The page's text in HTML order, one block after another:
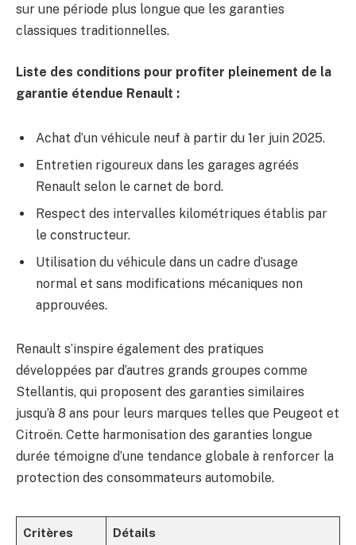
sur une période plus longue que les garanties
classiques traditionnelles.
Liste des conditions pour profiter pleinement de la
garantie étendue Renault :
Achat d’un véhicule neuf à partir du 1er juin 2025.
Entretien rigoureux dans les garages agréés
Renault selon le carnet de bord.
Respect des intervalles kilométriques établis par
le constructeur.
Utilisation du véhicule dans un cadre d’usage
normal et sans modifications mécaniques non
approuvées.
Renault s’inspire également des pratiques
développées par d’autres grands groupes comme
Stellantis, qui proposent des garanties similaires
jusqu’à 8 ans pour leurs marques telles que Peugeot et
Citroën. Cette harmonisation des garanties longue
durée témoigne d’une tendance globale à renforcer la
protection des consommateurs automobile.
Critères Détails